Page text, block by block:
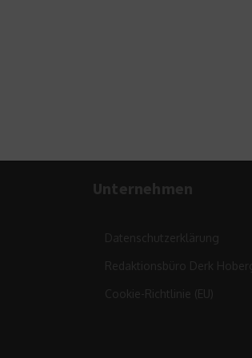
Unternehmen
Datenschutzerklärung
Redaktionsbüro Derk
Cookie-Richtlinie (EU)